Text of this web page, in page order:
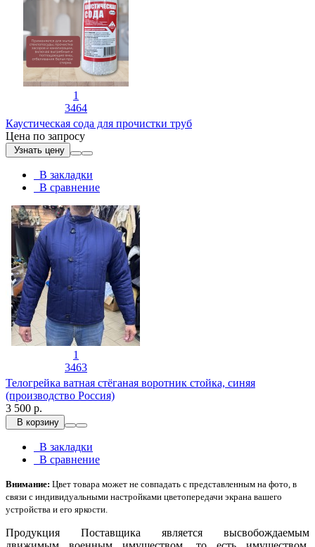
1
3464
Каустическая сода для прочистки труб
Цена по запросу
Узнать цену
В закладки
В сравнение
1
3463
Телогрейка ватная стёганая воротник стойка, синяя
(производство Россия)
3 500 р.
В корзину
В закладки
В сравнение
Внимание: Цвет товара может не совпадать с представленным на фото, в
связи с индивидуальными настройками цветопередачи экрана вашего
устройства и его яркости.
Продукция Поставщика является высвобождаемым